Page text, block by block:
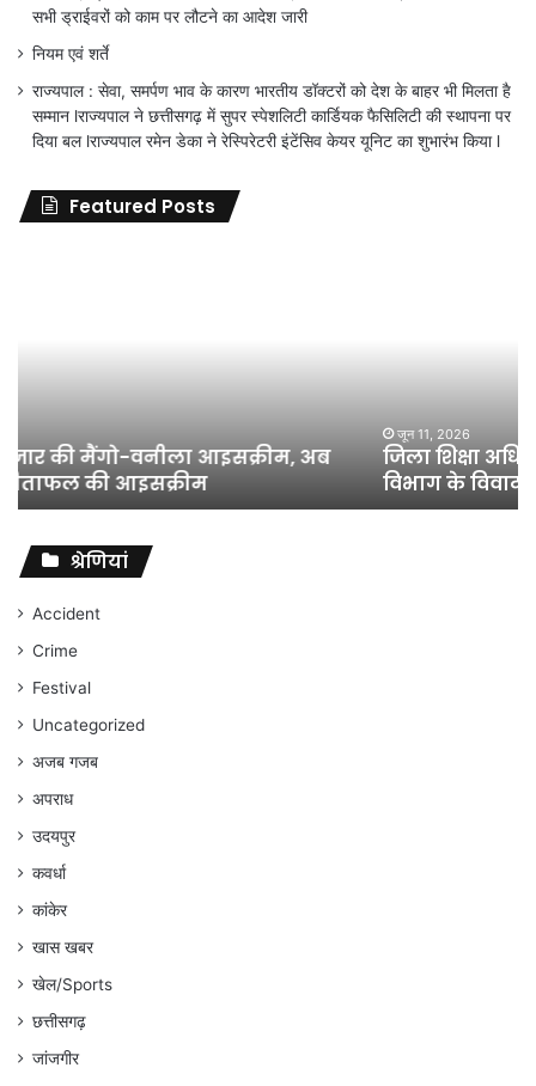
सभी ड्राईवरों को काम पर लौटने का आदेश जारी
नियम एवं शर्ते
राज्यपाल : सेवा, समर्पण भाव के कारण भारतीय डॉक्टरों को देश के बाहर भी मिलता है
सम्मान lराज्यपाल ने छत्तीसगढ़ में सुपर स्पेशलिटी कार्डियक फैसिलिटी की स्थापना पर
दिया बल lराज्यपाल रमेन डेका ने रेस्पिरेटरी इंटेंसिव केयर यूनिट का शुभारंभ किया l
Featured Posts
विभाग
के
विवादों
संघर्ष
जारी
रहेगा
अंकित
गौरहा
जिला शिक्षा अधिकारी का तबादला हुआ, लेकिन शिक्षा
विभाग के विवादों पर संघर्ष जारी रहेगा : अंकित गौरहा
श्रेणियां
Accident
Crime
Festival
Uncategorized
अजब गजब
अपराध
उदयपुर
कवर्धा
कांकेर
खास खबर
खेल/Sports
छत्तीसगढ़
जांजगीर